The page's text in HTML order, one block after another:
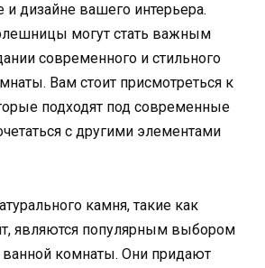
и дизайне вашего интерьера.
могут стать важным
современного и стильного
Вам стоит присмотреться к
подходят под современные
с другими элементами
камня, такие как
являются популярным выбором
комнаты. Они придают